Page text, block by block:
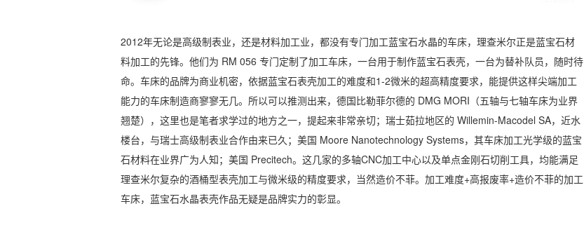
2012年无论是高级制表业，还是材料加工业，都没有专门加工蓝宝石水晶的车床，理查米尔正是蓝宝石材
料加工的先锋。他们为 RM 056 专门定制了加工车床，一台用于制作蓝宝石表壳，一台为替补队员，随时待
命。车床的品牌为商业机密，依据蓝宝石表壳加工的难度和1-2微米的超高精度要求，能提供这样尖端加工
能力的车床制造商寥寥无几。所以可以推测出来，德国比勒菲尔德的 DMG MORI（五轴与七轴车床为业界
翘楚），这里也是笔者求学过的地方之一，提起来非常亲切；瑞士茹拉地区的 Willemin-Macodel SA，近水
楼台，与瑞士高级制表业合作由来已久；美国 Moore Nanotechnology Systems，其车床加工光学级的蓝宝
石材料在业界广为人知；美国 Precitech。这几家的多轴CNC加工中心以及单点金刚石切削工具，均能满足
理查米尔复杂的酒桶型表壳加工与微米级的精度要求，当然造价不菲。加工难度+高报废率+造价不菲的加工
车床，蓝宝石水晶表壳作品无疑是品牌实力的彰显。